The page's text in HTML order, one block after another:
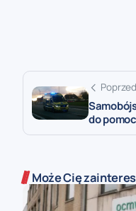
do
Może Cię